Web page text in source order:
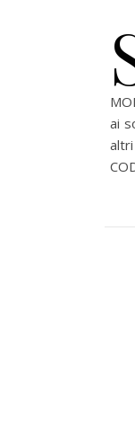
ai